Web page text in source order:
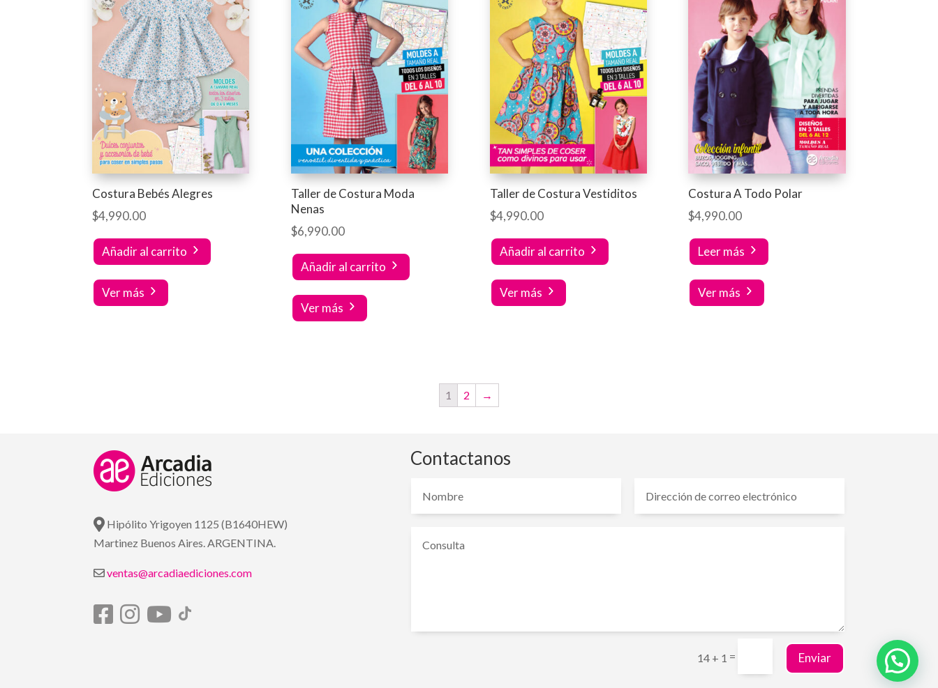
Costura Bebés Alegres
$4,990.00
Añadir al carrito
Ver más
Taller de Costura Moda
Nenas
$6,990.00
Añadir al carrito
Ver más
Taller de Costura Vestiditos
$4,990.00
Añadir al carrito
Ver más
Costura A Todo Polar
$4,990.00
Leer más
Ver más
1 2 →
Hipólito Yrigoyen 1125 (B1640HEW)
Martinez Buenos Aires. ARGENTINA.
ventas@arcadiaediciones.com
Contactanos
14 + 1 = Enviar